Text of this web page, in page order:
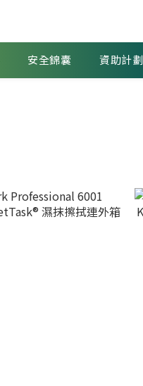
安全錦囊 資助計劃